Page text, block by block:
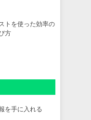
トを使った効率の
方
を手に入れる